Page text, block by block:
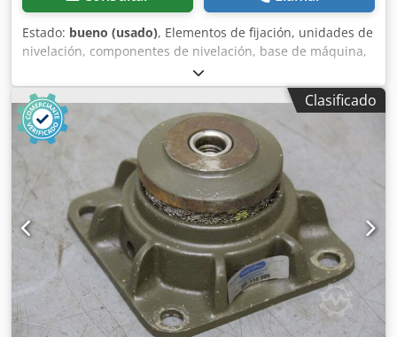
Estado: bueno (usado), Elementos de fijación, unidades de
nivelación, componentes de nivelación, base de máquina,
bases de máquina, zapatas de nivelación, cimentación de
máquina, zapata de nivelación, cuña, soporte de máquina,
pie de nivelación -Para: máquinas herramienta e
instalaciones -Altura: 50 mm -Rosca: M16 -Cantidad: 6
unidades -Precio: por el conjunto Dsdsdf Hh Iepfx Adqskr -
Dimensiones por unidad: 168/168/A50 mm -Peso por
unidad: 1,9 kg
Clasificado